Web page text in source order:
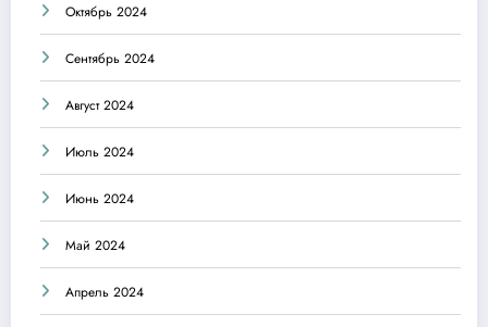
Октябрь 2024
Сентябрь 2024
Август 2024
Июль 2024
Июнь 2024
Май 2024
Апрель 2024